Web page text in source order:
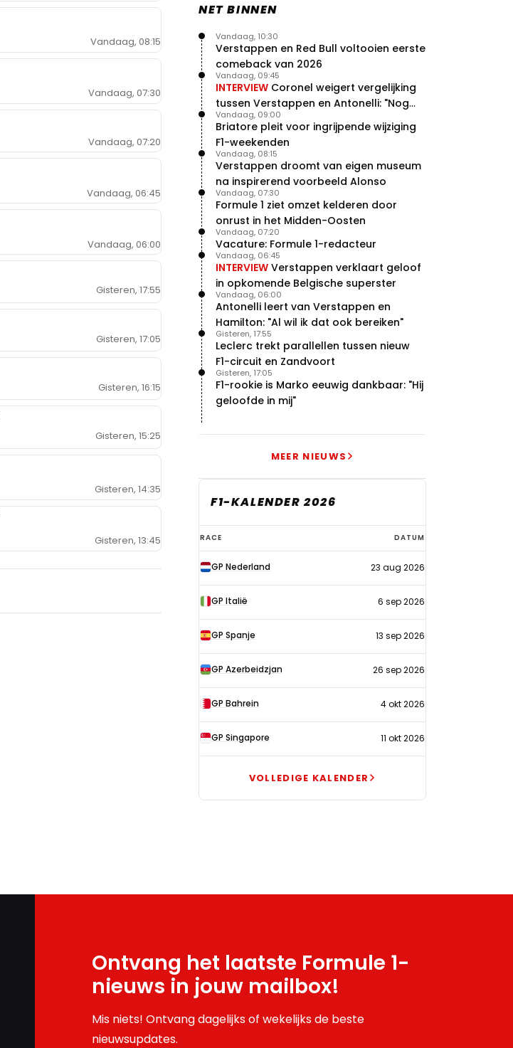
Vandaag, 08:15
Vandaag, 07:30
Vandaag, 07:20
Vandaag, 06:45
Vandaag, 06:00
Gisteren, 17:55
Gisteren, 17:05
Gisteren, 16:15
Gisteren, 15:25
Gisteren, 14:35
Gisteren, 13:45
NET BINNEN
Verstappen en Red Bull voltooien eerste
comeback van 2026
Vandaag, 10:30
INTERVIEW Coronel weigert vergelijking
tussen Verstappen en Antonelli: "Nog
niet dat niveau"
Vandaag, 09:45
Briatore pleit voor ingrijpende wijziging
F1-weekenden
Vandaag, 09:00
Verstappen droomt van eigen museum
na inspirerend voorbeeld Alonso
Vandaag, 08:15
Formule 1 ziet omzet kelderen door
onrust in het Midden-Oosten
Vandaag, 07:30
Vacature: Formule 1-redacteur
Vandaag, 07:20
INTERVIEW Verstappen verklaart geloof
in opkomende Belgische superster
Vandaag, 06:45
Antonelli leert van Verstappen en
Hamilton: "Al wil ik dat ook bereiken"
Vandaag, 06:00
Leclerc trekt parallellen tussen nieuw
F1-circuit en Zandvoort
Gisteren, 17:55
F1-rookie is Marko eeuwig dankbaar: "Hij
geloofde in mij"
Gisteren, 17:05
MEER NIEUWS
F1-KALENDER 2026
F1-
kalender
2026
RACE DATUM
GP Nederland 23 aug 2026
GP Italië 6 sep 2026
GP Spanje 13 sep 2026
GP Azerbeidzjan 26 sep 2026
GP Bahrein 4 okt 2026
GP Singapore 11 okt 2026
VOLLEDIGE KALENDER
Ontvang het laatste Formule 1-
nieuws in jouw mailbox!
Mis niets! Ontvang dagelijks of wekelijks de beste
nieuwsupdates.